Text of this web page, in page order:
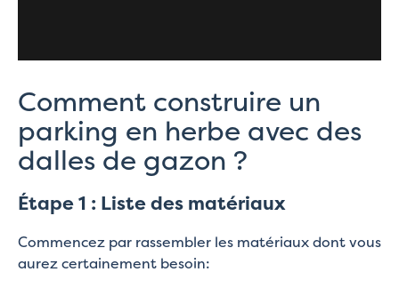
Comment construire un
parking en herbe avec des
dalles de gazon ?
Étape 1 : Liste des matériaux
Commencez par rassembler les matériaux dont vous
aurez certainement besoin: